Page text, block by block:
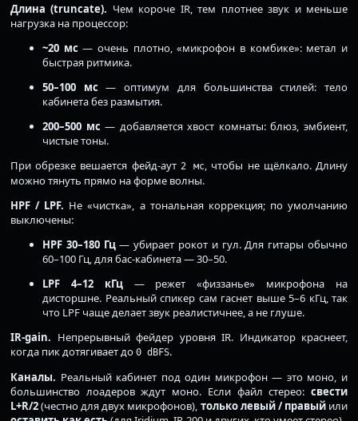
Длина (truncate). Чем короче IR, тем плотнее звук и меньше
нагрузка на процессор:
~20 мс— очень плотно, «микрофон в комбике»: метал и
быстрая ритмика.
50–100 мс— оптимум для большинства стилей: тело
кабинета без размытия.
200–500 мс— добавляется хвост комнаты: блюз, эмбиент,
чистые тоны.
При обрезке вешается фейд-аут 2 мс, чтобы не щёлкало. Длину
можно тянуть прямо на форме волны.
HPF / LPF. Не «чистка», а тональная коррекция; по умолчанию
выключены:
HPF 30–180 Гц— убирает рокот и гул. Для гитары обычно
60–100 Гц, для бас-кабинета — 30–50.
LPF 4–12 кГц— режет «физзанье» микрофона на
дисторшне. Реальный спикер сам гаснет выше 5–6 кГц, так
что LPF чаще делает звук реалистичнее, а не глуше.
IR-gain. Непрерывный фейдер уровня IR. Индикатор краснеет,
когда пик дотягивает до 0 dBFS.
Каналы. Реальный кабинет под один микрофон — это моно, и
большинство лоадеров ждут моно. Если файл стерео: свести
L+R/2(честно для двух микрофонов), только левый / правыйили